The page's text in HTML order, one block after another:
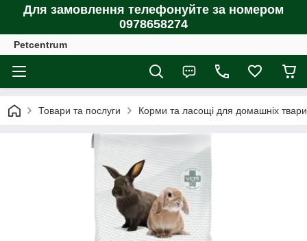
Для замовлення телефонуйте за номером
0978658274
Petcentrum
Товари та послуги Корми та ласощі для домашніх